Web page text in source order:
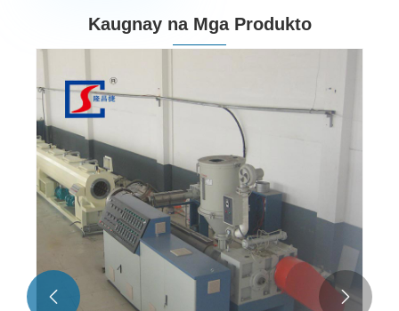
Kaugnay na Mga Produkto
HDPE Malaking Diameter Continuation
Carat Tube Production Line
Tingnan ang Higit
Pa >>
 